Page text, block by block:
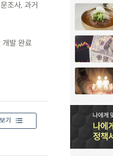
조사, 과거
개발 완료
기